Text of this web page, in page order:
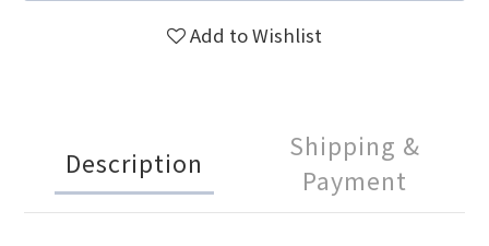
Add to Wishlist
Description
Shipping &
Payment